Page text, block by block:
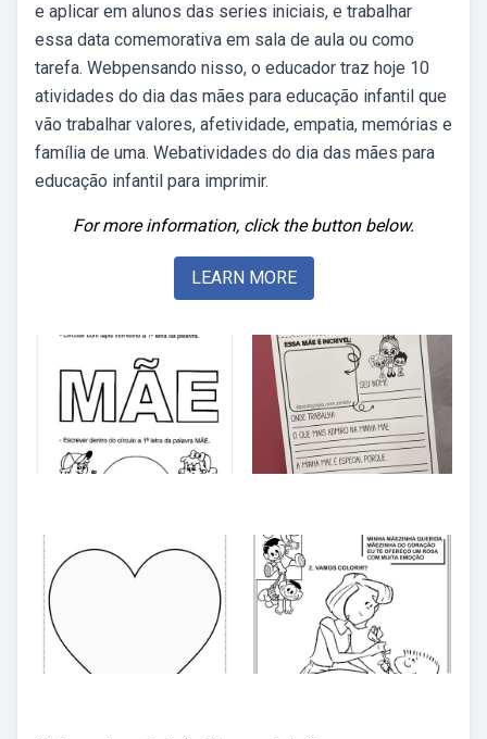
e aplicar em alunos das series iniciais, e trabalhar
essa data comemorativa em sala de aula ou como
tarefa. Webpensando nisso, o educador traz hoje 10
atividades do dia das mães para educação infantil que
vão trabalhar valores, afetividade, empatia, memórias e
família de uma. Webatividades do dia das mães para
educação infantil para imprimir.
For more information, click the button below.
LEARN MORE